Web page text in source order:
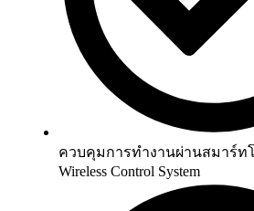
ควบคุมการทำงานผ่านสมาร์ท
Wireless Control System